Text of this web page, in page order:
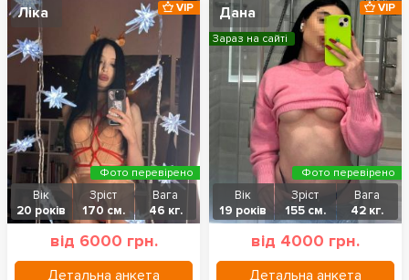
Ліка
Вік
20 років
Зріст
170 см.
Вага
46 кг.
від 6000 грн.
Детальна анкета
VIP
Фото перевірено
Дана
Вік
19 років
Зріст
155 см.
Вага
42 кг.
від 4000 грн.
Детальна анкета
VIP
Зараз на сайті
Фото перевірено